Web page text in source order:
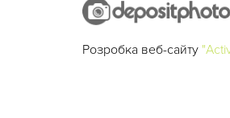
Розробка веб-сайту